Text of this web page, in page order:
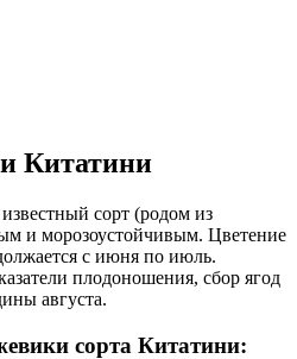
Китатини
сорт (родом из
и морозоустойчивым. Цветение
с июня по июль.
плодоношения, сбор ягод
августа.
сорта Китатини: